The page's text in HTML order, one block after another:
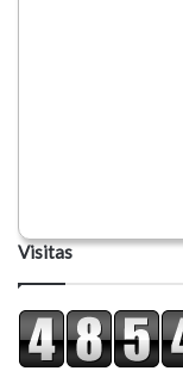
Visitas